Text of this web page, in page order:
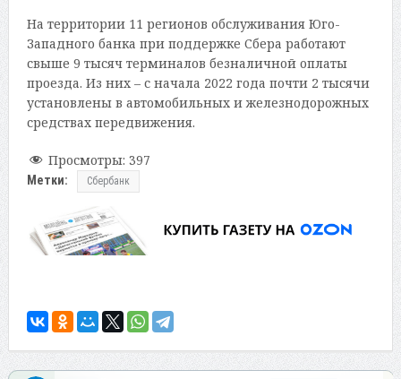
На территории 11 регионов обслуживания Юго-
Западного банка при поддержке Сбера работают
свыше 9 тысяч терминалов безналичной оплаты
проезда. Из них – с начала 2022 года почти 2 тысячи
установлены в автомобильных и железнодорожных
средствах передвижения.
Просмотры: 397
Метки: Сбербанк